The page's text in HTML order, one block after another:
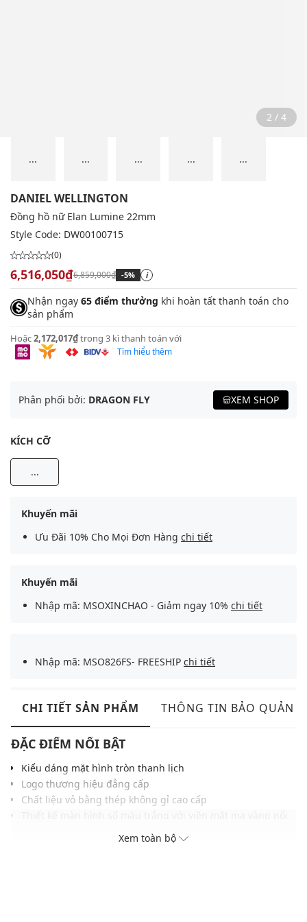
2 / 4
... ... ... ... ...
DANIEL WELLINGTON
Đồng hồ nữ Elan Lumine 22mm
Style Code: DW00100715
(0)
6,516,050₫6,859,000₫ -5% i
Nhận ngay 65 điểm thưởng khi hoàn tất thanh toán cho
sản phẩm
Hoặc2,172,017₫trong 3 kì thanh toán với
Tìm hiểu thêm
Phân phối bởi: DRAGON FLY XEM SHOP
KÍCH CỠ
...
Khuyến mãi
Ưu Đãi 10% Cho Mọi Đơn Hàng chi tiết
Khuyến mãi
Nhập mã: MSOXINCHAO - Giảm ngay 10% chi tiết
Nhập mã: MSO826FS- FREESHIP chi tiết
CHI TIẾT SẢN PHẨM THÔNG TIN BẢO QUẢN
ĐẶC ĐIỂM NỔI BẬT
Kiểu dáng mặt hình tròn thanh lịch
Logo thương hiệu đẳng cấp
Chất liệu vỏ bằng thép không gỉ cao cấp
Khả năng chống nước ở độ sâu 100m
Xem toàn bộ